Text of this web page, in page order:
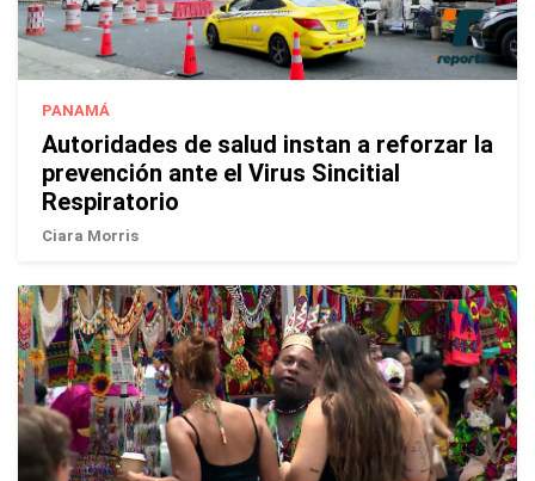
PANAMÁ
Autoridades de salud instan a reforzar la
prevención ante el Virus Sincitial
Respiratorio
Ciara Morris